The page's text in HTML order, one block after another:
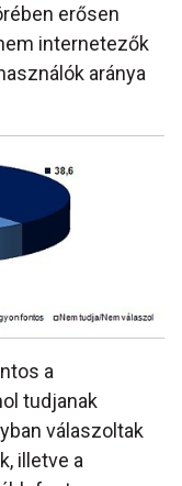
erősen
internetezők
aránya
a
tudjanak
válaszoltak
illetve a